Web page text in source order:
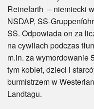
Reinefarth – niemiecki
NSDAP, SS-
SS. Odpowiada on za
na cywilach podczas
m.in. za wymordowanie
tym kobiet, dzieci i
burmistrzem w
Landtagu.